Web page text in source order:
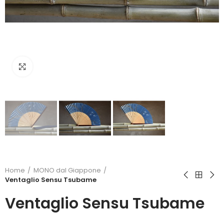
Home
MONO dal Giappone
Ventaglio Sensu Tsubame
Ventaglio Sensu Tsubame